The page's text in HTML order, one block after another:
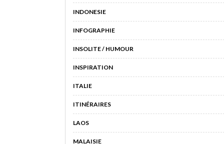
INDONESIE
INFOGRAPHIE
INSOLITE / HUMOUR
INSPIRATION
ITALIE
ITINÉRAIRES
LAOS
MALAISIE